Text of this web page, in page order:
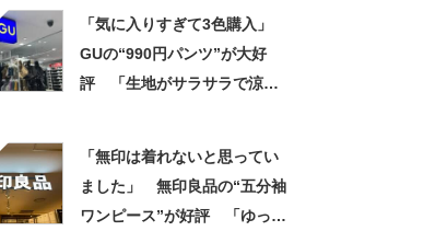
「気に入りすぎて3色購入」
GUの“990円パンツ”が大好
評 「生地がサラサラで涼し
「無印は着れないと思ってい
ました」 無印良品の“五分袖
ワンピース”が好評 「ゆった